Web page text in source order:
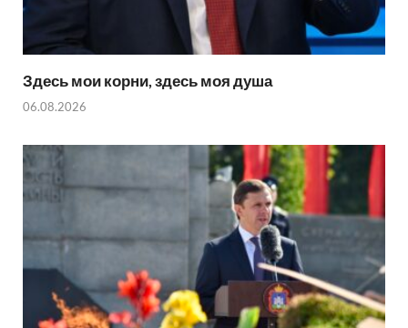
Здесь мои корни, здесь моя душа
06.08.2026